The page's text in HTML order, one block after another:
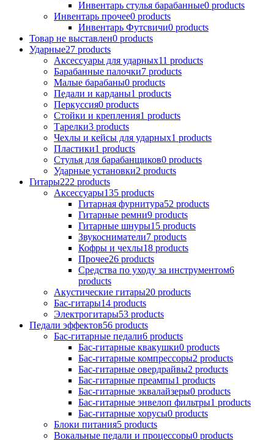
Инвентарь стулья барабанные0 products
Инвентарь прочее0 products
Инвентарь Футсвичи0 products
Товар не выставлен0 products
Ударные27 products
Аксессуары для ударных11 products
Барабанные палочки7 products
Малые барабаны0 products
Педали и карданы1 products
Перкуссия0 products
Стойки и крепления1 products
Тарелки3 products
Чехлы и кейсы для ударных1 products
Пластики1 products
Стулья для барабанщиков0 products
Ударные установки2 products
Гитары222 products
Аксессуары135 products
Гитарная фурнитура52 products
Гитарные ремни9 products
Гитарные шнуры15 products
Звукосниматели7 products
Кофры и чехлы18 products
Прочее26 products
Средства по уходу за инструментом6
products
Акустические гитары20 products
Бас-гитары14 products
Электрогитары53 products
Педали эффектов56 products
Бас-гитарные педали6 products
Бас-гитарные квакушки0 products
Бас-гитарные компрессоры2 products
Бас-гитарные овердрайвы2 products
Бас-гитарные преампы1 products
Бас-гитарные эквалайзеры0 products
Бас-гитарные энвелоп фильтры1 products
Бас-гитарные хорусы0 products
Блоки питания5 products
Вокальные педали и процессоры0 products